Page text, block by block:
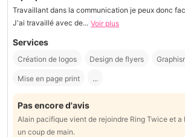
Travaillant dans la communication je peux donc
J'ai travaillé avec de... Voir plus
Services
Création de logos Design de flyers
Mise en page print ...
Pas encore d'avis
Alain pacifique vient de rejoindre Ring Twice et a
un coup de main.